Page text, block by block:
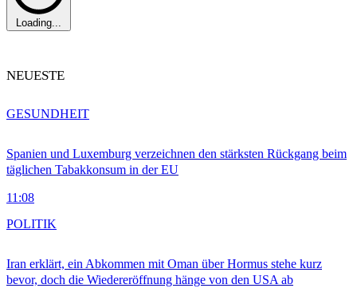
Loading...
NEUESTE
Spanien und Luxemburg verzeichnen den stärksten Rückgang beim
täglichen Tabakkonsum in der EU
11:08
GESUNDHEIT
Iran erklärt, ein Abkommen mit Oman über Hormus stehe kurz
bevor, doch die Wiedereröffnung hänge von den USA ab
POLITIK